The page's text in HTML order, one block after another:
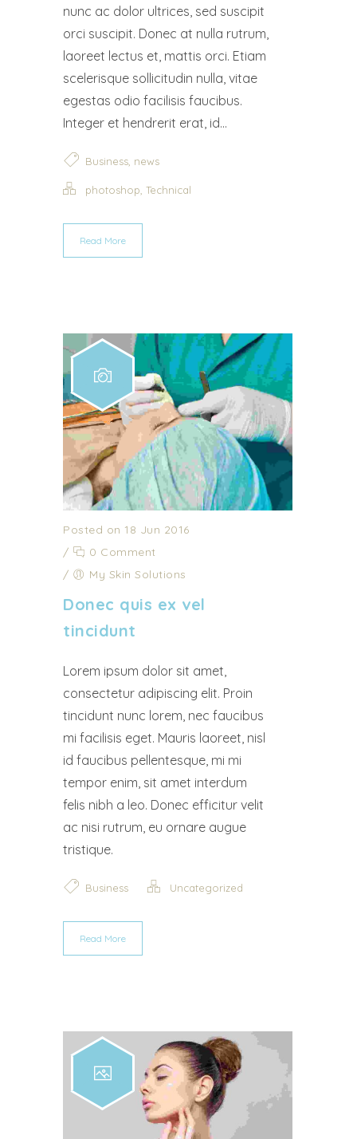
nunc ac dolor ultrices, sed suscipit
orci suscipit. Donec at nulla rutrum,
laoreet lectus et, mattis orci. Etiam
scelerisque sollicitudin nulla, vitae
egestas odio facilisis faucibus.
Integer et hendrerit erat, id...
Business, news
photoshop, Technical
Read More
Posted on 18 Jun 2016
/
0 Comment
/
My Skin Solutions
Donec quis ex vel
tincidunt
Lorem ipsum dolor sit amet,
consectetur adipiscing elit. Proin
tincidunt nunc lorem, nec faucibus
mi facilisis eget. Mauris laoreet, nisl
id faucibus pellentesque, mi mi
tempor enim, sit amet interdum
felis nibh a leo. Donec efficitur velit
ac nisi rutrum, eu ornare augue
tristique.
Business Uncategorized
Read More